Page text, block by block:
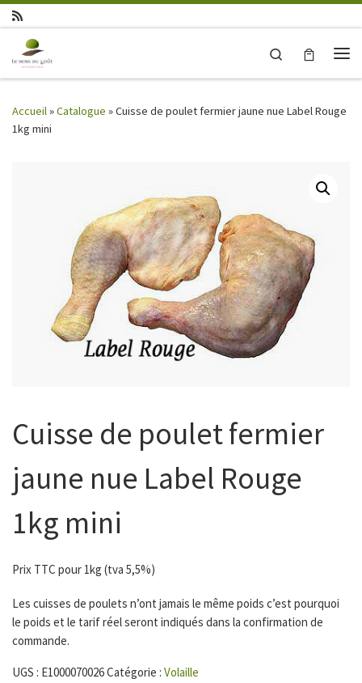
Skip to content
Search
Accueil»Catalogue »Cuisse de poulet fermier jaune nue Label Rouge
1kg mini
Cuisse de poulet fermier
jaune nue Label Rouge
1kg mini
Prix TTC pour 1kg (tva 5,5%)
Les cuisses de poulets n’ont jamais le même poids c’est pourquoi
le poids et le tarif réel seront indiqués dans la confirmation de
commande.
UGS : E1000070026Catégorie : Volaille